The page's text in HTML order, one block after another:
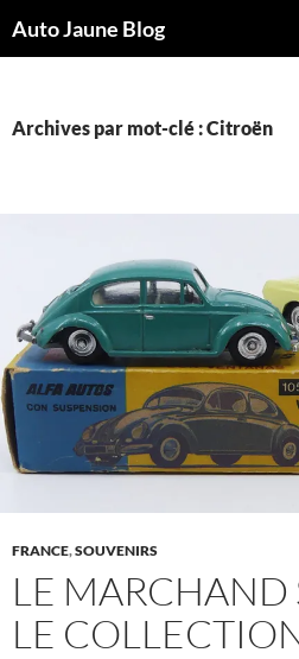
Auto Jaune Blog
Archives par mot-clé : Citroën
FRANCE,SOUVENIRS
LE MARCHAND
LE